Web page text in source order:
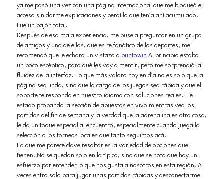
ya me pasó una vez con una página internacional que me bloqueó el
acceso sin darme explicaciones y perdí lo que tenía ahí acumulado.
Fue un bajón total.
Después de esa mala experiencia, me puse a preguntar en un grupo
de amigos y uno de ellos, que es re fanático de los deportes, me
recomendó que le echara un vistazo a puntowin Al principio estaba
un poco escéptico, para qué les voy a mentir, pero me sorprendió la
fluidez de la interfaz. Lo que más valoro hoy en día no es solo que la
página sea linda, sino que la carga de los juegos sea rápida y que el
soporte te responda en nuestro idioma con soluciones reales. He
estado probando la sección de apuestas en vivo mientras veo los
partidos del fin de semana y la verdad que la adrenalina es otra cosa,
le da un toque especial al encuentro, especialmente cuando juega la
selección o los torneos locales que tanto seguimos acá.
Lo que me parece clave resaltar es la variedad de opciones que
tienen. No se quedan solo en lo típico, sino que se nota que hay un
esfuerzo por entender lo que nos gusta a nosotros en esta región. A
veces entro solo para jugar unas partidas rápidas y desconectarme